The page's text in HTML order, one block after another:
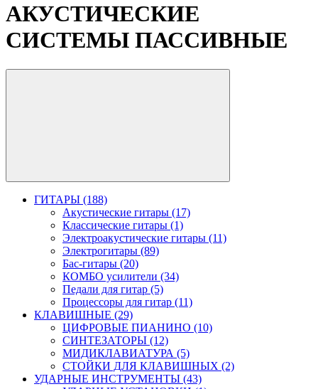
АКУСТИЧЕСКИЕ
СИСТЕМЫ ПАССИВНЫЕ
ГИТАРЫ (188)
Акустические гитары (17)
Классические гитары (1)
Электроакустические гитары (11)
Электрогитары (89)
Бас-гитары (20)
КОМБО усилители (34)
Педали для гитар (5)
Процессоры для гитар (11)
КЛАВИШНЫЕ (29)
ЦИФРОВЫЕ ПИАНИНО (10)
СИНТЕЗАТОРЫ (12)
МИДИКЛАВИАТУРА (5)
СТОЙКИ ДЛЯ КЛАВИШНЫХ (2)
УДАРНЫЕ ИНСТРУМЕНТЫ (43)